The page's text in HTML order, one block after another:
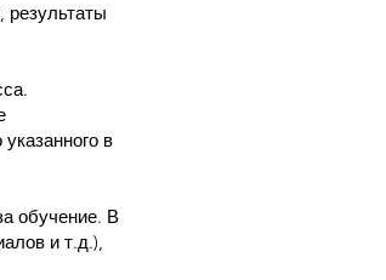
результаты
в
обучение. В
и т.д.),